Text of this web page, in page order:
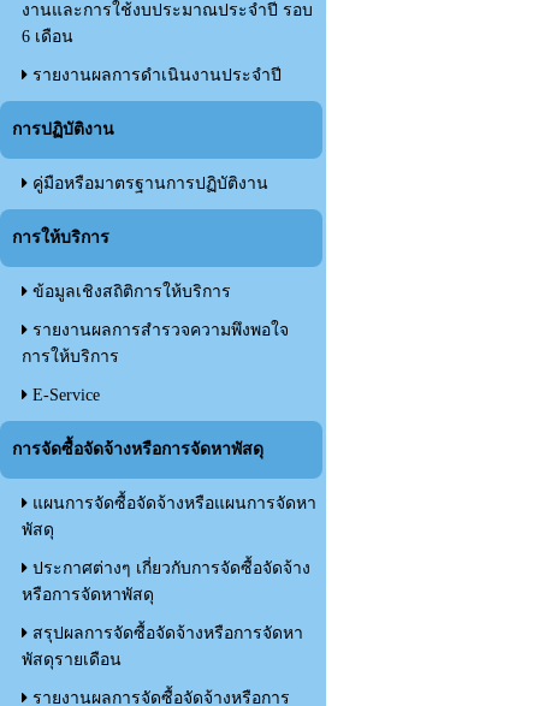
งานและการใช้งบประมาณประจำปี รอบ
6 เดือน
รายงานผลการดำเนินงานประจำปี
การปฏิบัติงาน
คู่มือหรือมาตรฐานการปฏิบัติงาน
การให้บริการ
ข้อมูลเชิงสถิติการให้บริการ
รายงานผลการสำรวจความพึงพอใจ
การให้บริการ
E-Service
การจัดซื้อจัดจ้างหรือการจัดหาพัสดุ
แผนการจัดซื้อจัดจ้างหรือแผนการจัดหา
พัสดุ
ประกาศต่างๆ เกี่ยวกับการจัดซื้อจัดจ้าง
หรือการจัดหาพัสดุ
สรุปผลการจัดซื้อจัดจ้างหรือการจัดหา
พัสดุรายเดือน
รายงานผลการจัดซื้อจัดจ้างหรือการ